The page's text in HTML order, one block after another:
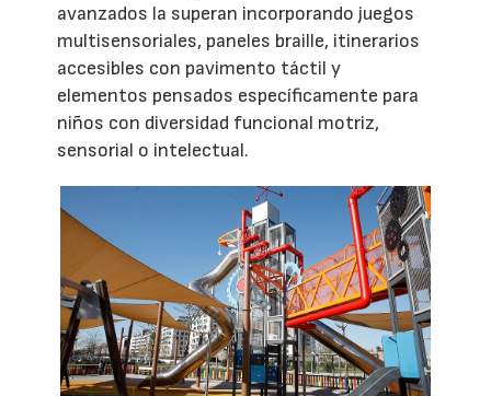
avanzados la superan incorporando juegos
multisensoriales, paneles braille, itinerarios
accesibles con pavimento táctil y
elementos pensados específicamente para
niños con diversidad funcional motriz,
sensorial o intelectual.